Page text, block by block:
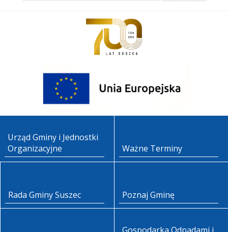
Urząd Gminy i Jednostki
Organizacyjne
Ważne Terminy
Rada Gminy Suszec Poznaj Gminę